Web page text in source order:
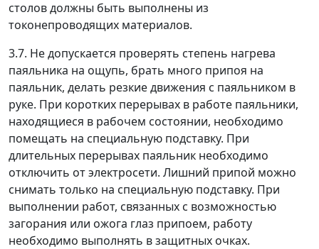
столов должны быть выполнены из
токонепроводящих материалов.
3.7. Не допускается проверять степень нагрева
паяльника на ощупь, брать много припоя на
паяльник, делать резкие движения с паяльником в
руке. При коротких перерывах в работе паяльники,
находящиеся в рабочем состоянии, необходимо
помещать на специальную подставку. При
длительных перерывах паяльник необходимо
отключить от электросети. Лишний припой можно
снимать только на специальную подставку. При
выполнении работ, связанных с возможностью
загорания или ожога глаз припоем, работу
необходимо выполнять в защитных очках.